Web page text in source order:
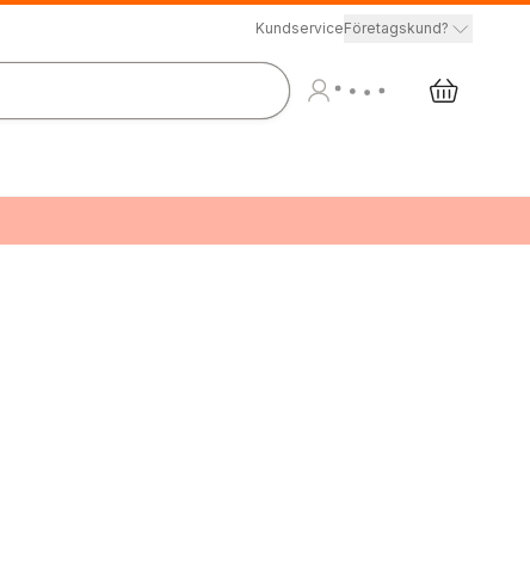
KundserviceFöretagskund?